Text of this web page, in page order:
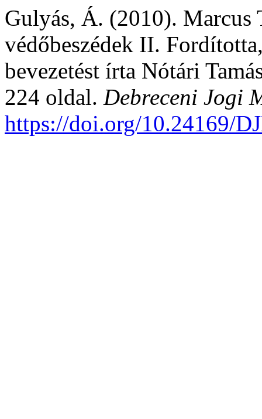
Gulyás, Á. (2010).
védőbeszédek II.
bevezetést írta Nótári
224 oldal. Debreceni Jogi
https://doi.org/10.24169/